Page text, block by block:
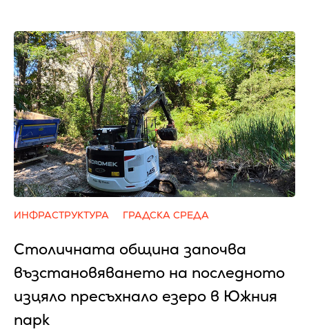
ИНФРАСТРУКТУРА ГРАДСКА СРЕДА
Столичната община започва
възстановяването на последното
изцяло пресъхнало езеро в Южния
парк